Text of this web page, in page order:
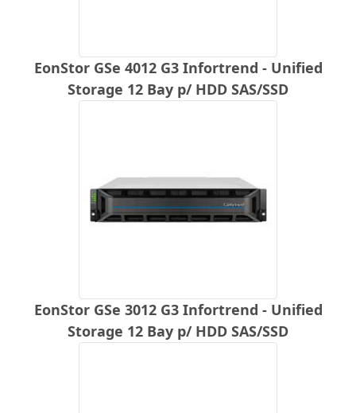
EonStor GSe 4012 G3 Infortrend - Unified
Storage 12 Bay p/ HDD SAS/SSD
EonStor GSe 3012 G3 Infortrend - Unified
Storage 12 Bay p/ HDD SAS/SSD